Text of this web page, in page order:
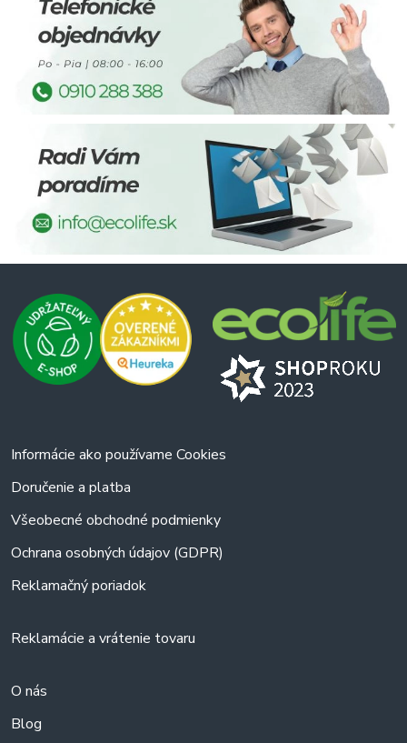
Informácie ako používame Cookies
Doručenie a platba
Všeobecné obchodné podmienky
Ochrana osobných údajov (GDPR)
Reklamačný poriadok
Reklamácie a vrátenie tovaru
O nás
Blog